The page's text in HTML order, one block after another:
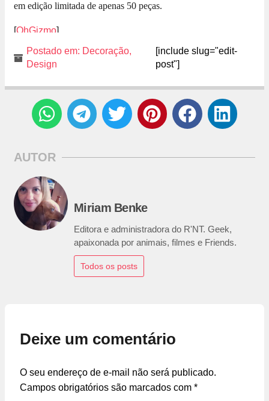
em edição limitada de apenas 50 peças.
[OhGizmo]
Postado em: Decoração,
Design
[include slug="edit-
post"]
AUTOR
Miriam Benke
Editora e administradora do R'NT. Geek,
apaixonada por animais, filmes e Friends.
Todos os posts
Deixe um comentário
O seu endereço de e-mail não será publicado.
Campos obrigatórios são marcados com *